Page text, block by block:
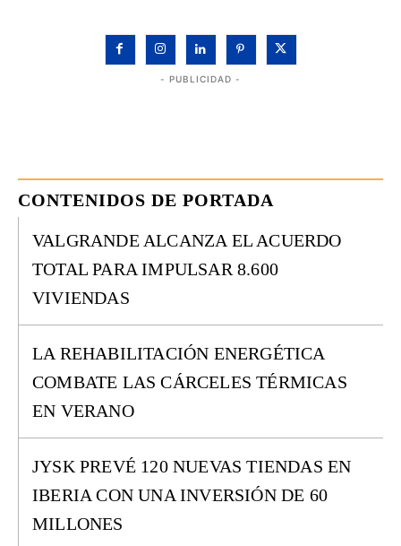
- PUBLICIDAD -
CONTENIDOS DE PORTADA
VALGRANDE ALCANZA EL ACUERDO
TOTAL PARA IMPULSAR 8.600
VIVIENDAS
LA REHABILITACIÓN ENERGÉTICA
COMBATE LAS CÁRCELES TÉRMICAS
EN VERANO
JYSK PREVÉ 120 NUEVAS TIENDAS EN
IBERIA CON UNA INVERSIÓN DE 60
MILLONES